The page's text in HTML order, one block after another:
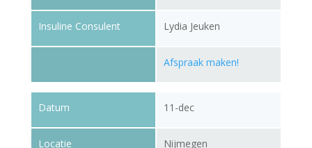
Insuline Consulent Lydia Jeuken
Afspraak maken!
Datum
Locatie
11-dec
Nijmegen